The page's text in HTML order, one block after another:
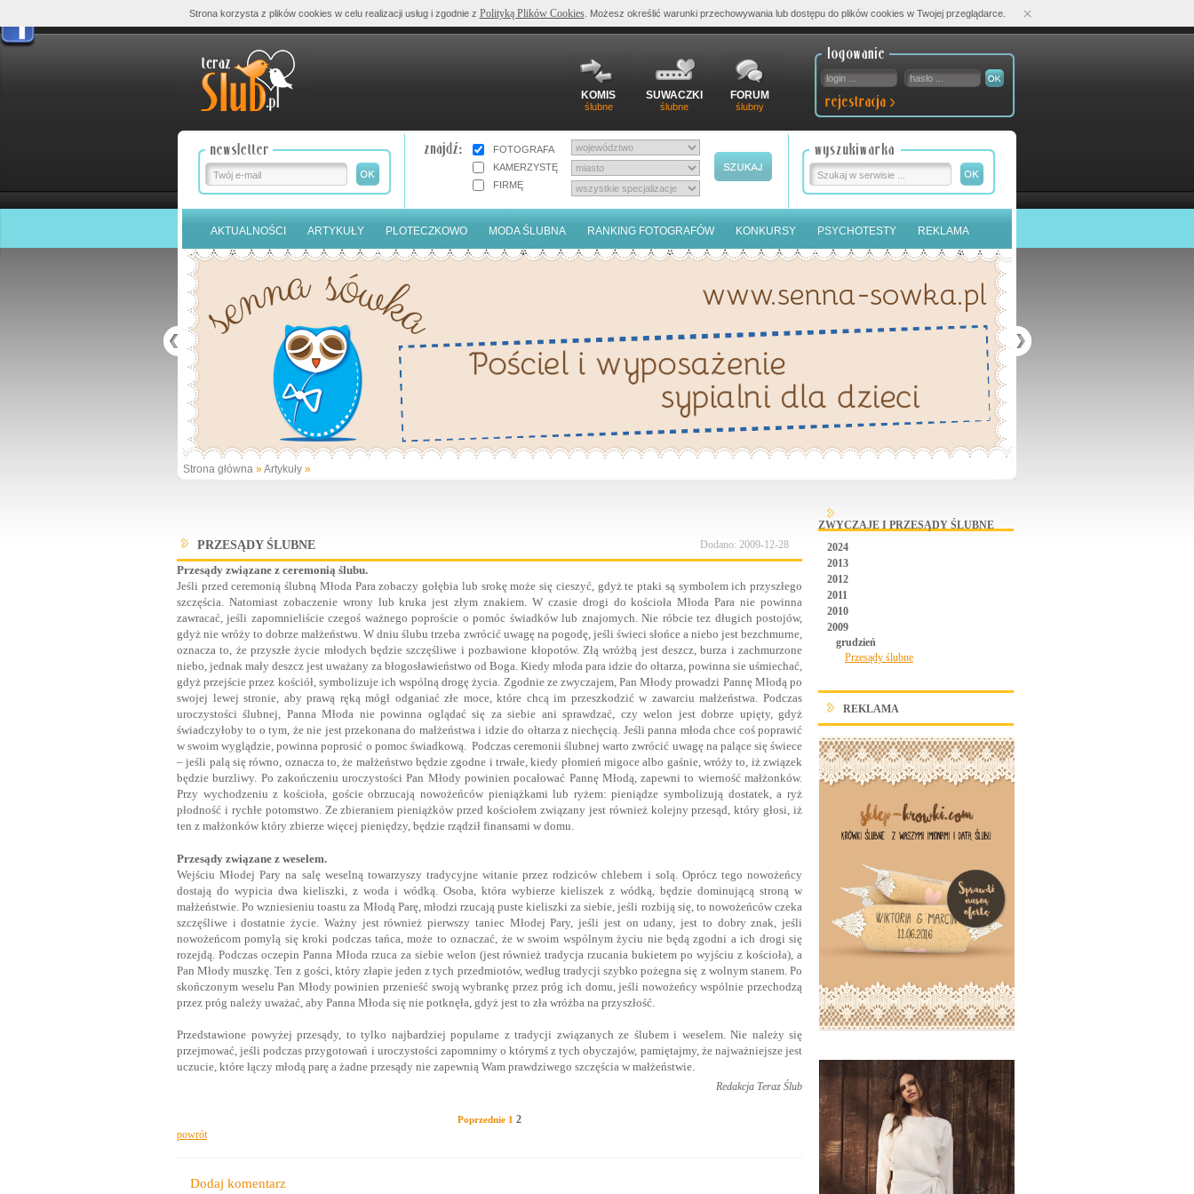
KOMIS
ślubne
SUWACZKI
ślubne
FORUM
ślubny
FOTOGRAFA
KAMERZYSTĘ
FIRMĘ
AKTUALNOŚCI ARTYKUŁY PLOTECZKOWO MODA ŚLUBNA RANKING FOTOGRAFÓW KONKURSY PSYCHOTESTY REKLAMA
Strona główna »Artykuły »
PRZESĄDY ŚLUBNE Dodano: 2009-12-28
Przesądy związane z ceremonią ślubu.
Jeśli przed ceremonią ślubną Młoda Para zobaczy gołębia lub srokę może się cieszyć, gdyż te ptaki są symbolem ich przyszłego
szczęścia. Natomiast zobaczenie wrony lub kruka jest złym znakiem. W czasie drogi do kościoła Młoda Para nie powinna
zawracać, jeśli zapomnieliście czegoś ważnego poproście o pomóc świadków lub znajomych. Nie róbcie tez długich postojów,
gdyż nie wróży to dobrze małżeństwu. W dniu ślubu trzeba zwrócić uwagę na pogodę, jeśli świeci słońce a niebo jest bezchmurne,
oznacza to, że przyszłe życie młodych będzie szczęśliwe i pozbawione kłopotów. Złą wróżbą jest deszcz, burza i zachmurzone
niebo, jednak mały deszcz jest uważany za błogosławieństwo od Boga. Kiedy młoda para idzie do ołtarza, powinna sie uśmiechać,
gdyż przejście przez kościół, symbolizuje ich wspólną drogę życia. Zgodnie ze zwyczajem, Pan Młody prowadzi Pannę Młodą po
swojej lewej stronie, aby prawą ręką mógł odganiać złe moce, które chcą im przeszkodzić w zawarciu małżeństwa. Podczas
uroczystości ślubnej, Panna Młoda nie powinna oglądać się za siebie ani sprawdzać, czy welon jest dobrze upięty, gdyż
świadczyłoby to o tym, że nie jest przekonana do małżeństwa i idzie do ołtarza z niechęcią. Jeśli panna młoda chce coś poprawić
w swoim wyglądzie, powinna poprosić o pomoc świadkową. Podczas ceremonii ślubnej warto zwrócić uwagę na palące się świece
– jeśli palą się równo, oznacza to, że małżeństwo będzie zgodne i trwałe, kiedy płomień migoce albo gaśnie, wróży to, iż związek
będzie burzliwy. Po zakończeniu uroczystości Pan Młody powinien pocałować Pannę Młodą, zapewni to wierność małżonków.
Przy wychodzeniu z kościoła, goście obrzucają nowożeńców pieniążkami lub ryżem: pieniądze symbolizują dostatek, a ryż
płodność i rychłe potomstwo. Ze zbieraniem pieniążków przed kościołem związany jest również kolejny przesąd, który głosi, iż
ten z małżonków który zbierze więcej pieniędzy, będzie rządził finansami w domu.
Przesądy związane z weselem.
Wejściu Młodej Pary na salę weselną towarzyszy tradycyjne witanie przez rodziców chlebem i solą. Oprócz tego nowożeńcy
dostają do wypicia dwa kieliszki, z woda i wódką. Osoba, która wybierze kieliszek z wódką, będzie dominującą stroną w
małżeństwie. Po wzniesieniu toastu za Młodą Parę, młodzi rzucają puste kieliszki za siebie, jeśli rozbiją się, to nowożeńców czeka
szczęśliwe i dostatnie życie. Ważny jest również pierwszy taniec Młodej Pary, jeśli jest on udany, jest to dobry znak, jeśli
nowożeńcom pomylą się kroki podczas tańca, może to oznaczać, że w swoim wspólnym życiu nie będą zgodni a ich drogi się
rozejdą. Podczas oczepin Panna Młoda rzuca za siebie welon (jest również tradycja rzucania bukietem po wyjściu z kościoła), a
Pan Młody muszkę. Ten z gości, który złapie jeden z tych przedmiotów, według tradycji szybko pożegna się z wolnym stanem. Po
skończonym weselu Pan Młody powinien przenieść swoją wybrankę przez próg ich domu, jeśli nowożeńcy wspólnie przechodzą
przez próg należy uważać, aby Panna Młoda się nie potknęła, gdyż jest to zła wróżba na przyszłość.
Przedstawione powyżej przesądy, to tylko najbardziej popularne z tradycji związanych ze ślubem i weselem. Nie należy się
przejmować, jeśli podczas przygotowań i uroczystości zapomnimy o którymś z tych obyczajów, pamiętajmy, że najważniejsze jest
uczucie, które łączy młodą parę a żadne przesądy nie zapewnią Wam prawdziwego szczęścia w małżeństwie.
Redakcja Teraz Ślub
Poprzednie 1 2
powrót
Dodaj komentarz
ZWYCZAJE I PRZESĄDY ŚLUBNE
2024
2013
2012
2011
2010
2009
grudzień
Przesądy ślubne
REKLAMA
Strona korzysta z plików cookies w celu realizacji usług i zgodnie z Polityką Plików Cookies. Możesz określić warunki przechowywania lub dostępu do plików cookies w Twojej przeglądarce. ×